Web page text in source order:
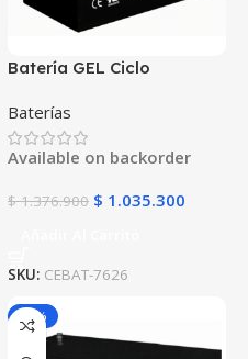
Batería GEL Ciclo
POWEST FLS121000DC |
Energía Solar | Deep Cycle
VRLA | Off-Grid
Baterías
Available on backorder
$1.376.900 $ 1.035.300
SKU: CEBAT-7626
-25%